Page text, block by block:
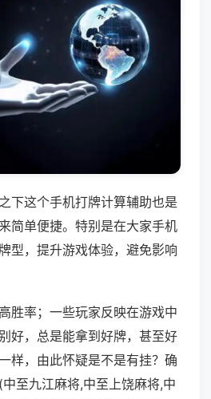
下这个手机打牌计算辅助也是
简单便捷。特别是在大家手机
型，提升游戏体验，避免影响
胜率；一些玩家反映在游戏中
好，总是能拿到好牌，甚至好
样，由此怀疑是不是有挂？确
至九江麻将,中至上饶麻将,中